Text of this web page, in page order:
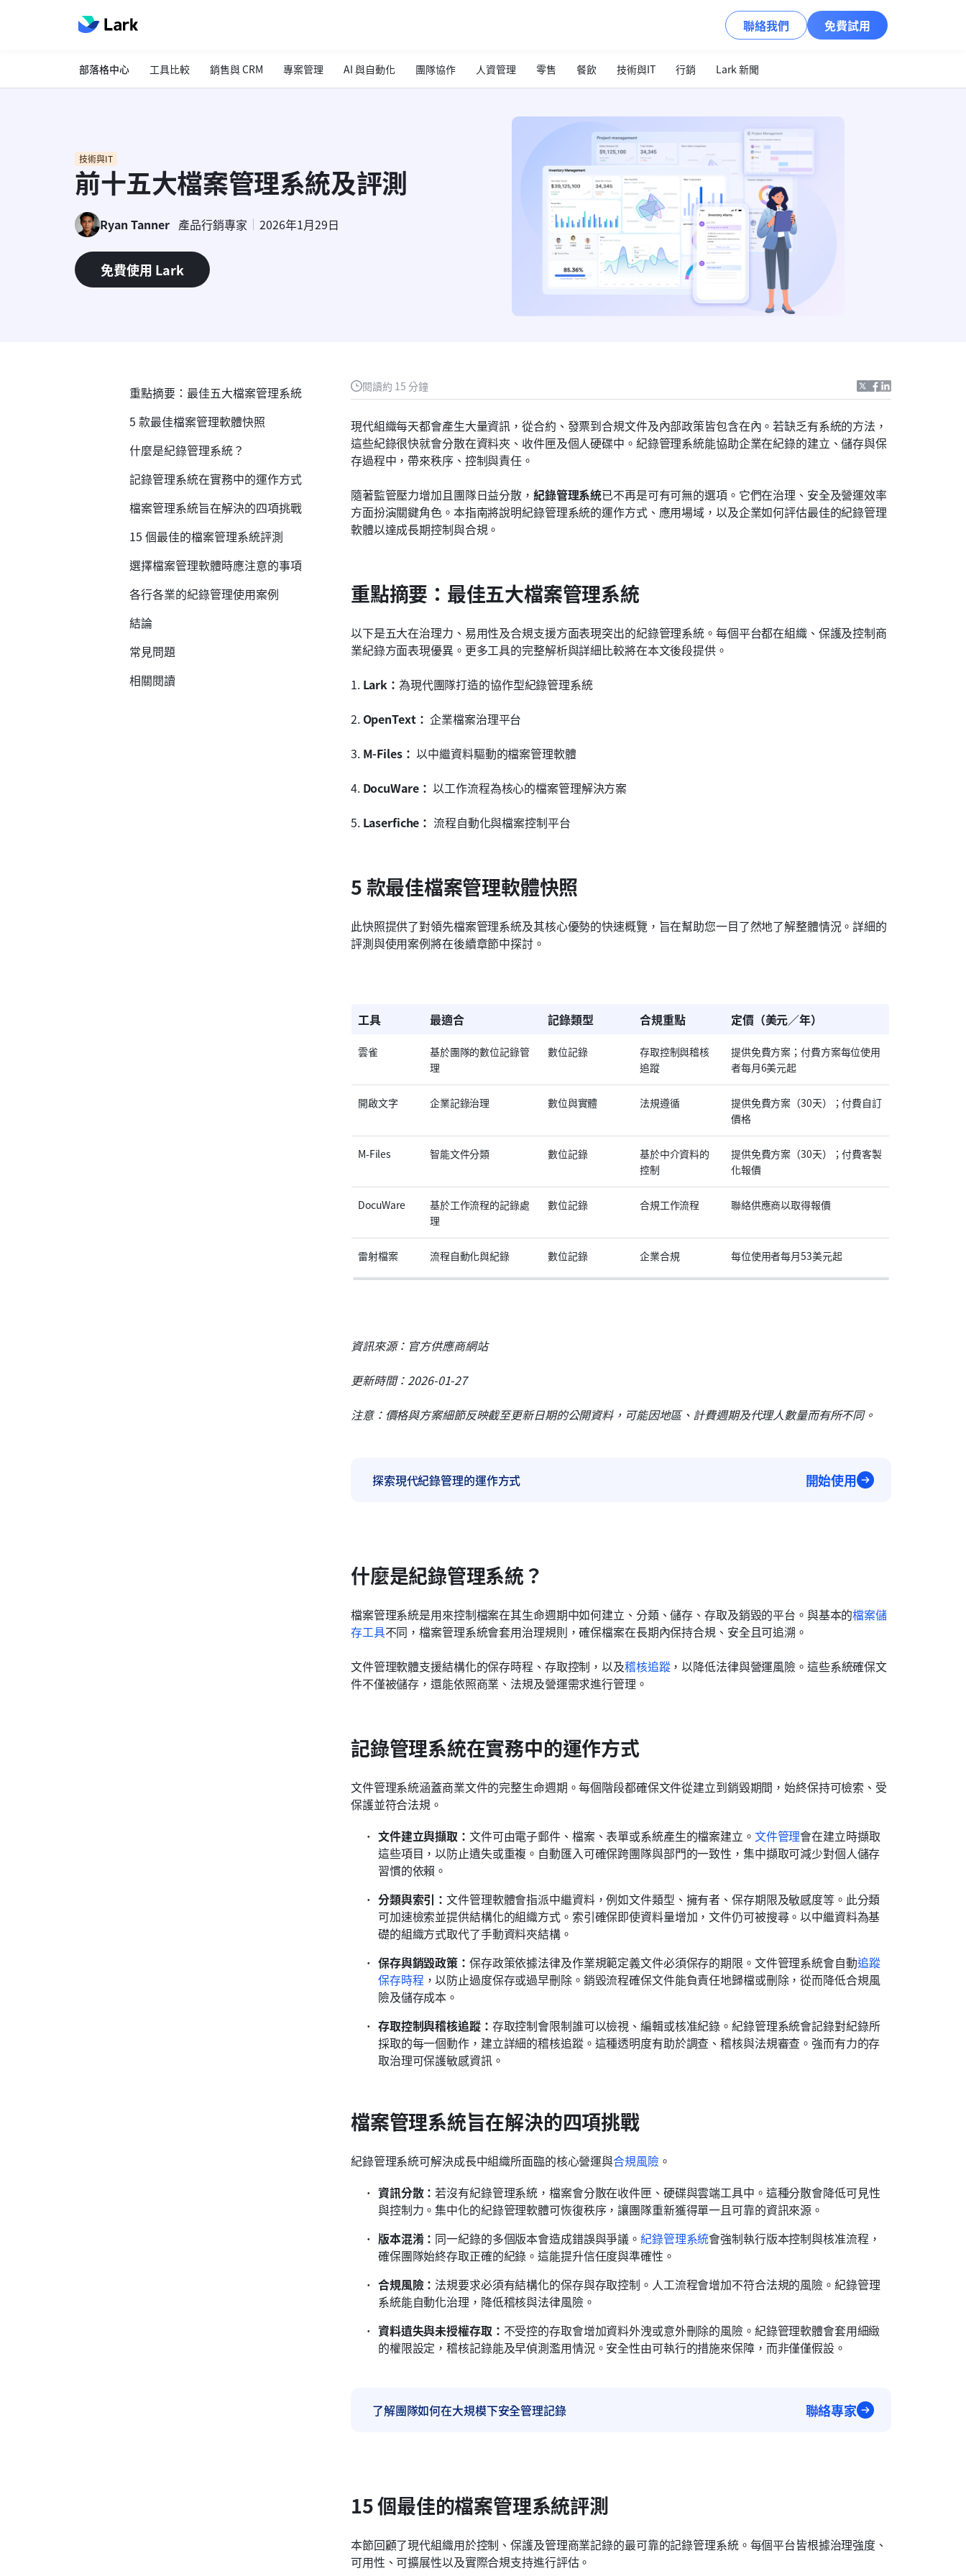
聯絡我們 免費試用
部落格中心 工具比較 銷售與 CRM 專案管理 AI 與自動化 團隊協作 人資管理 零售 餐飲 技術與IT 行銷 Lark 新聞
技術與IT
前十五大檔案管理系統及評測
Ryan Tanner 產品行銷專家 2026年1月29日
免費使用 Lark
閱讀約 15 分鐘
現代組織每天都會產生大量資訊，從合約、發票到合規文件及內部政策皆包含在內。若缺乏有系統的方法，
這些紀錄很快就會分散在資料夾、收件匣及個人硬碟中。紀錄管理系統能協助企業在紀錄的建立、儲存與保
存過程中，帶來秩序、控制與責任。
隨著監管壓力增加且團隊日益分散， 紀錄管理系統已不再是可有可無的選項。它們在治理、安全及營運效率
方面扮演關鍵角色。本指南將說明紀錄管理系統的運作方式、應用場域，以及企業如何評估最佳的紀錄管理
軟體以達成長期控制與合規。
重點摘要：最佳五大檔案管理系統
以下是五大在治理力、易用性及合規支援方面表現突出的紀錄管理系統。每個平台都在組織、保護及控制商
業紀錄方面表現優異。更多工具的完整解析與詳細比較將在本文後段提供。
1. Lark： 為現代團隊打造的協作型紀錄管理系統
2. OpenText： 企業檔案治理平台
3. M-Files： 以中繼資料驅動的檔案管理軟體
4. DocuWare： 以工作流程為核心的檔案管理解決方案
5. Laserfiche： 流程自動化與檔案控制平台
5 款最佳檔案管理軟體快照
此快照提供了對領先檔案管理系統及其核心優勢的快速概覽，旨在幫助您一目了然地了解整體情況。詳細的
評測與使用案例將在後續章節中探討。
工具 最適合 記錄類型 合規重點 定價（美元／年）
雲雀
基於團隊的數位記錄管
理
數位記錄
存取控制與稽核
追蹤
提供免費方案；付費方案每位使用
者每月6美元起
開啟文字 企業記錄治理 數位與實體 法規遵循
提供免費方案（30天）；付費自訂
價格
M-Files 智能文件分類 數位記錄
基於中介資料的
控制
提供免費方案（30天）；付費客製
化報價
DocuWare
基於工作流程的記錄處
理
數位記錄 合規工作流程 聯絡供應商以取得報價
雷射檔案 流程自動化與紀錄 數位記錄 企業合規 每位使用者每月53美元起
資訊來源：官方供應商網站
更新時間：2026-01-27
注意：價格與方案細節反映截至更新日期的公開資料，可能因地區、計費週期及代理人數量而有所不同。
探索現代紀錄管理的運作方式 開始使用
什麼是紀錄管理系統？
檔案管理系統是用來控制檔案在其生命週期中如何建立、分類、儲存、存取及銷毀的平台。與基本的檔案儲
存工具不同，檔案管理系統會套用治理規則，確保檔案在長期內保持合規、安全且可追溯。
文件管理軟體支援結構化的保存時程、存取控制，以及稽核追蹤，以降低法律與營運風險。這些系統確保文
件不僅被儲存，還能依照商業、法規及營運需求進行管理。
記錄管理系統在實務中的運作方式
文件管理系統涵蓋商業文件的完整生命週期。每個階段都確保文件從建立到銷毀期間，始終保持可檢索、受
保護並符合法規。
文件建立與擷取： 文件可由電子郵件、檔案、表單或系統產生的檔案建立。 文件管理會在建立時擷取
這些項目，以防止遺失或重複。自動匯入可確保跨團隊與部門的一致性，集中擷取可減少對個人儲存
習慣的依賴。
分類與索引：文件管理軟體會指派中繼資料，例如文件類型、擁有者、保存期限及敏感度等。此分類
可加速檢索並提供結構化的組織方式。索引確保即使資料量增加，文件仍可被搜尋。以中繼資料為基
礎的組織方式取代了手動資料夾結構。
保存與銷毀政策： 保存政策依據法律及作業規範定義文件必須保存的期限。文件管理系統會自動追蹤
保存時程 ，以防止過度保存或過早刪除。銷毀流程確保文件能負責任地歸檔或刪除，從而降低合規風
險及儲存成本。
存取控制與稽核追蹤： 存取控制會限制誰可以檢視、編輯或核准紀錄。紀錄管理系統會記錄對紀錄所
採取的每一個動作，建立詳細的稽核追蹤。這種透明度有助於調查、稽核與法規審查。強而有力的存
取治理可保護敏感資訊。
檔案管理系統旨在解決的四項挑戰
紀錄管理系統可解決成長中組織所面臨的核心營運與合規風險。
資訊分散：若沒有紀錄管理系統，檔案會分散在收件匣、硬碟與雲端工具中。這種分散會降低可見性
與控制力。集中化的紀錄管理軟體可恢復秩序，讓團隊重新獲得單一且可靠的資訊來源。
版本混淆： 同一紀錄的多個版本會造成錯誤與爭議。紀錄管理系統會強制執行版本控制與核准流程，
確保團隊始終存取正確的紀錄。這能提升信任度與準確性。
合規風險： 法規要求必須有結構化的保存與存取控制。人工流程會增加不符合法規的風險。紀錄管理
系統能自動化治理，降低稽核與法律風險。
資料遺失與未授權存取： 不受控的存取會增加資料外洩或意外刪除的風險。紀錄管理軟體會套用細緻
的權限設定，稽核記錄能及早偵測濫用情況。安全性由可執行的措施來保障，而非僅僅假設。
了解團隊如何在大規模下安全管理記錄 聯絡專家
15 個最佳的檔案管理系統評測
本節回顧了現代組織用於控制、保護及管理商業記錄的最可靠的記錄管理系統。每個平台皆根據治理強度、
可用性、可擴展性以及實際合規支持進行評估。
重點摘要：最佳五大檔案管理系統
5 款最佳檔案管理軟體快照
什麼是紀錄管理系統？
記錄管理系統在實務中的運作方式
檔案管理系統旨在解決的四項挑戰
15 個最佳的檔案管理系統評測
選擇檔案管理軟體時應注意的事項
各行各業的紀錄管理使用案例
結論
常見問題
相關閱讀